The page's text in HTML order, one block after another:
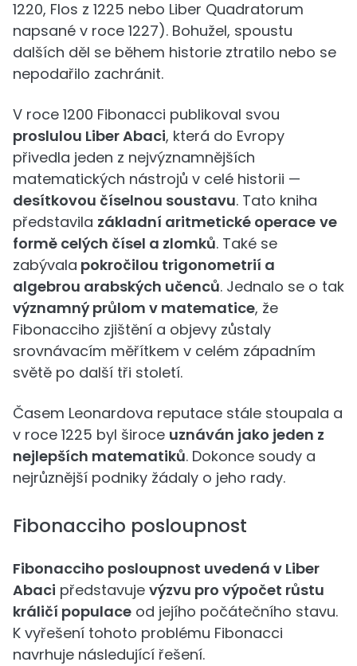
1220, Flos z 1225 nebo Liber Quadratorum
napsané v roce 1227). Bohužel, spoustu
dalších děl se během historie ztratilo nebo se
nepodařilo zachránit.
V roce 1200 Fibonacci publikoval svou
proslulou Liber Abaci, která do Evropy
přivedla jeden z nejvýznamnějších
matematických nástrojů v celé historii —
desítkovou číselnou soustavu. Tato kniha
představila základní aritmetické operace ve
formě celých čísel a zlomků. Také se
zabývala pokročilou trigonometrií a
algebrou arabských učenců. Jednalo se o tak
významný průlom v matematice, že
Fibonacciho zjištění a objevy zůstaly
srovnávacím měřítkem v celém západním
světě po další tři století.
Časem Leonardova reputace stále stoupala a
v roce 1225 byl široce uznáván jako jeden z
nejlepších matematiků. Dokonce soudy a
nejrůznější podniky žádaly o jeho rady.
Fibonacciho posloupnost
Fibonacciho posloupnost uvedená v Liber
Abaci představuje výzvu pro výpočet růstu
králičí populace od jejího počátečního stavu.
K vyřešení tohoto problému Fibonacci
navrhuje následující řešení.